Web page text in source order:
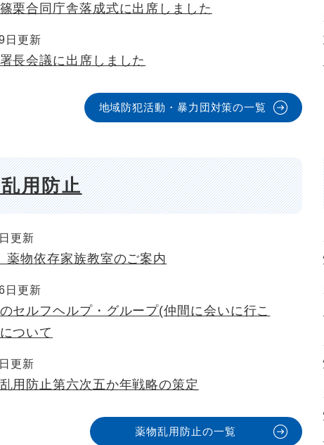
栗合同庁舎落成式に出席しました
日更新
長会議に出席しました
地域防犯活動・暴力団対策の一覧
用防止
更新
物依存家族教室のご案内
日更新
のセルフヘルプ・グループ(仲間に会いに行こ
ついて
更新
用防止第六次五か年戦略の策定
薬物乱用防止の一覧